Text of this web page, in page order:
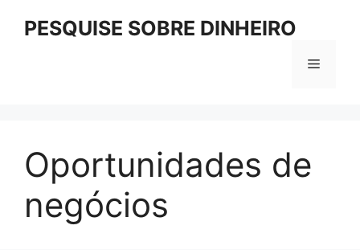
PESQUISE SOBRE DINHEIRO
Menu
Oportunidades de
negócios